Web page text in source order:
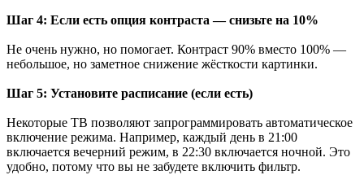
Шаг 4: Если есть опция контраста — снизьте на 10%
Не очень нужно, но помогает. Контраст 90% вместо 100% —
небольшое, но заметное снижение жёсткости картинки.
Шаг 5: Установите расписание (если есть)
Некоторые ТВ позволяют запрограммировать автоматическое
включение режима. Например, каждый день в 21:00
включается вечерний режим, в 22:30 включается ночной. Это
удобно, потому что вы не забудете включить фильтр.